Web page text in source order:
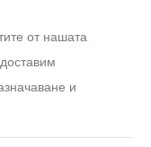
от нашата
и